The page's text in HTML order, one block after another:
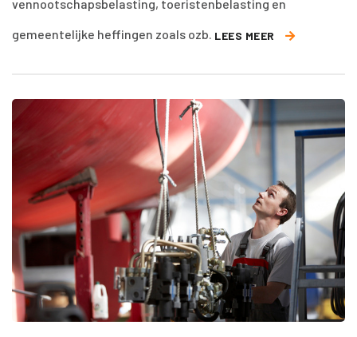
vennootschapsbelasting, toeristenbelasting en
gemeentelijke heffingen zoals ozb. LEES MEER